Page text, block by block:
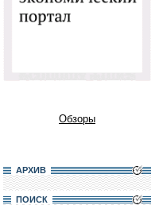
Обзоры
АРХИВ
ПОИСК